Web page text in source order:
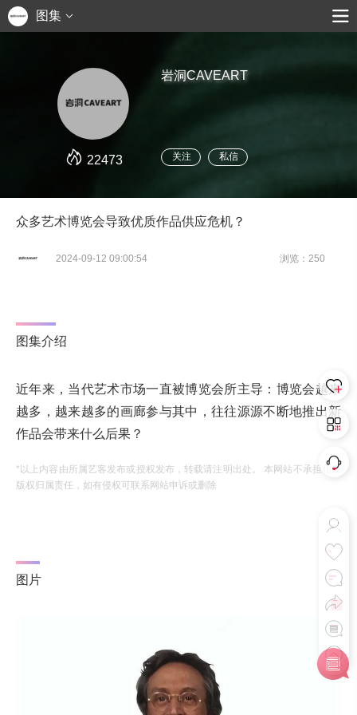
图集
22473
岩洞CAVEART
关注 私信
众多艺术博览会导致优质作品供应危机？
2024-09-12 09:00:54 浏览：250
图集介绍
近年来，当代艺术市场一直被博览会所主导：博览会越来
越多，越来越多的画廊参与其中，往往源源不断地推出新
作品会带来什么后果？
*以上内容由所属艺客发布或授权发布，转载请注明出处。 本网站不承担相应
版权归属责任，如有侵权可联系网站申诉或删除
图片